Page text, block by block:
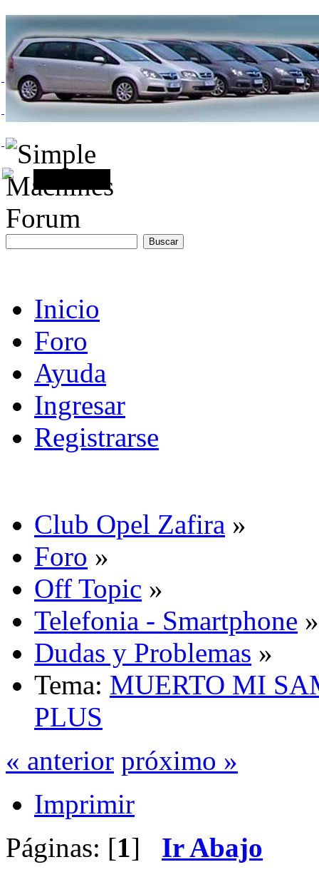
Inicio
Foro
Ayuda
Ingresar
Registrarse
Club Opel Zafira »
Foro »
Off Topic »
Telefonia - Smartphone »
Dudas y Problemas »
Tema: MUERTO MI
PLUS
« anterior próximo »
Imprimir
Páginas: [1] Ir Abajo